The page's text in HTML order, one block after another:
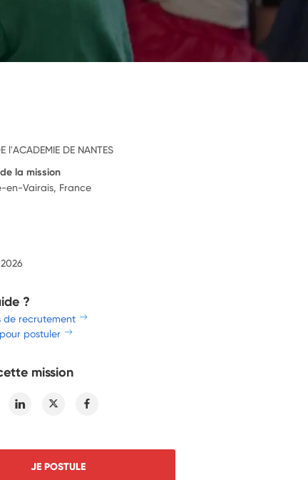
l'ACADEMIE DE NANTES
la mission
en-Vairais, France
?
de recrutement
postuler
mission
E-mail Linkedin Twitter
JE POSTULE